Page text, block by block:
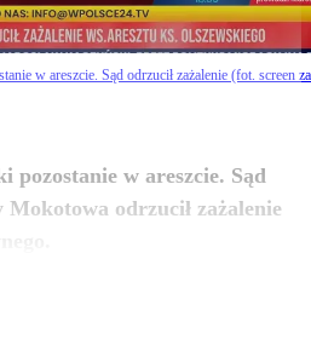
w areszcie. Sąd odrzucił zażalenie (fot. screen za
pozostanie w areszcie. Sąd
odrzucił zażalenie
zobacz więcej